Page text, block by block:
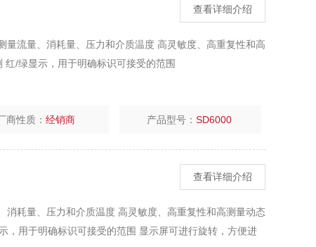
查看详细介绍
量流量、消耗量、压力和介质温度 高灵敏度、高重复性和高
/绿显示，用于明确标识可接受的范围
商性质：经销商 产品型号： SD6000
查看详细介绍
消耗量、压力和介质温度 高灵敏度、高重复性和高测量动态
，用于明确标识可接受的范围 显示屏可进行旋转，方便进